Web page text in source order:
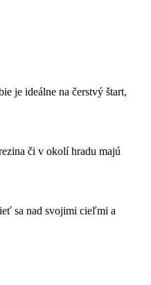
je ideálne na čerstvý štart,
či v okolí hradu majú
sa nad svojimi cieľmi a